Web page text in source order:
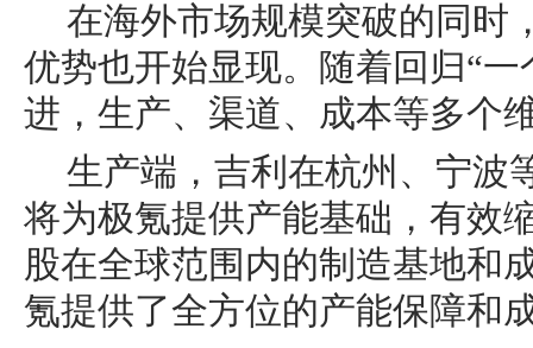
在海外市场规模突破的同时
优势也开始显现。随着回归“
进，生产、渠道、成本等多个
生产端，吉利在杭州、宁波
将为极氪提供产能基础，有效
股在全球范围内的制造基地和
氪提供了全方位的产能保障和